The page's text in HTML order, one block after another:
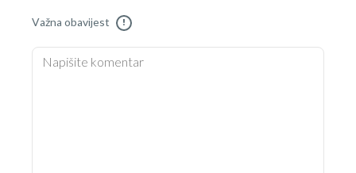
Važna obavijest !